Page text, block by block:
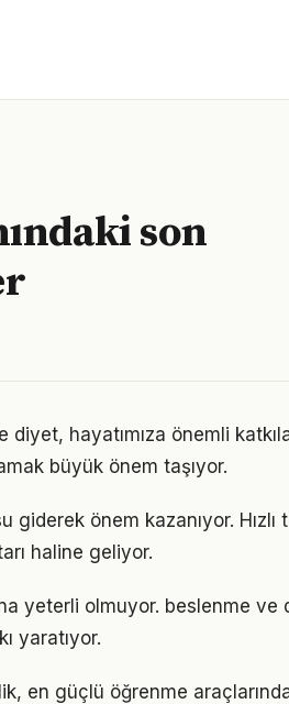
son
diyet, hayatımıza önemli
büyük önem taşıyor.
giderek önem kazanıyor. Hızlı
haline geliyor.
yeterli olmuyor. beslenme ve
yaratıyor.
en güçlü öğrenme